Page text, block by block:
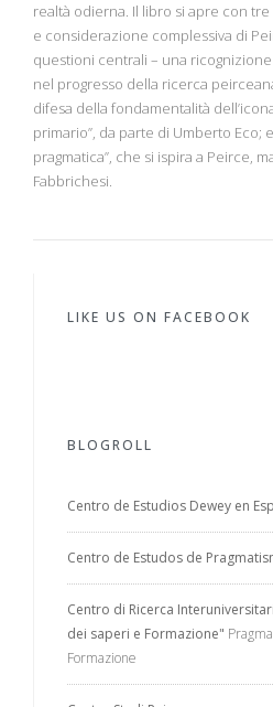
realtà odierna. Il libro si apre con
e considerazione complessiva di
questioni centrali – una ricognizione
nel progresso della ricerca
difesa della fondamentalità
primario”, da parte di Umberto Eco;
pragmatica”, che si ispira a Peirce,
Fabbrichesi.
LIKE US ON FACEBOOK
BLOGROLL
Centro de Estudios Dewey en
Centro de Estudos de
Centro di Ricerca
dei saperi e Formazione"
Formazione